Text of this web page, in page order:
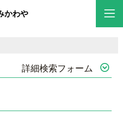
かわや
詳細検索フォーム